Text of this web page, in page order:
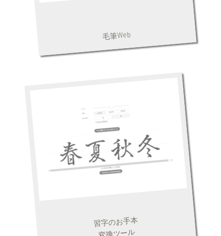
毛筆Web
習字のお手本